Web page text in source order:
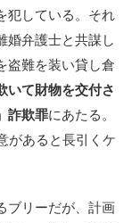
犯している。それ
婚弁護士と共謀し
盗難を装い貸し倉
いて財物を交付さ
詐欺罪にあたる。
があると長引くケ
ブリーだが、計画